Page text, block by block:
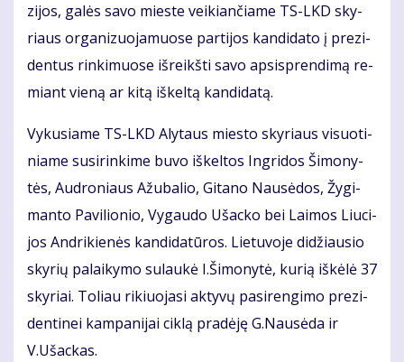
zi­jos, ga­lės sa­vo mies­te vei­kian­čia­me TS-LKD sky­
riaus or­ga­ni­zuo­ja­muose par­ti­jos kan­di­da­to į pre­zi­
den­tus rin­ki­muo­se iš­reikš­ti sa­vo ap­si­spren­di­mą re­
miant vie­ną ar ki­tą iš­kel­tą kan­di­da­tą.
Vy­ku­sia­me TS-LKD Aly­taus mies­to sky­riaus vi­suo­ti­
nia­me su­si­rin­ki­me bu­vo iš­kel­tos In­gri­dos Ši­mo­ny­
tės, Aud­ro­niaus Ažu­ba­lio, Gi­ta­no Nau­sė­dos, Žy­gi­
man­to Pa­vi­lio­nio, Vy­gau­do Ušac­ko bei Lai­mos Liu­ci­
jos An­dri­kie­nės kan­di­da­tū­ros. Lie­tu­vo­je di­džiau­sio
sky­rių pa­lai­ky­mo su­lau­kė I.Ši­mo­ny­tė, ku­rią iš­kė­lė 37
sky­riai. To­liau ri­kiuo­ja­si ak­ty­vų pa­si­ren­gi­mo pre­zi­
den­ti­nei kam­pa­ni­jai cik­lą pra­dė­ję G.Nau­sė­da ir
V.Ušac­kas.